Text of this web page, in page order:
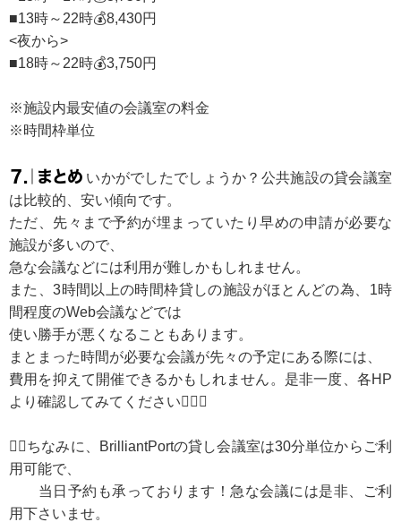
■13時～22時💰8,430円
<夜から>
■18時～22時💰3,750円
※施設内最安値の会議室の料金
※時間枠単位
７.｜まとめ いかがでしたでしょうか？公共施設の貸会議室
は比較的、安い傾向です。
ただ、先々まで予約が埋まっていたり早めの申請が必要な
施設が多いので、
急な会議などには利用が難しかもしれません。
また、3時間以上の時間枠貸しの施設がほとんどの為、1時
間程度のWeb会議などでは
使い勝手が悪くなることもあります。
まとまった時間が必要な会議が先々の予定にある際には、
費用を抑えて開催できるかもしれません。是非一度、各HP
より確認してみてください🙆🏻‍♂️
☝🏻ちなみに、BrilliantPortの貸し会議室は30分単位からご利
用可能で、
当日予約も承っております！急な会議には是非、ご利
用下さいませ。